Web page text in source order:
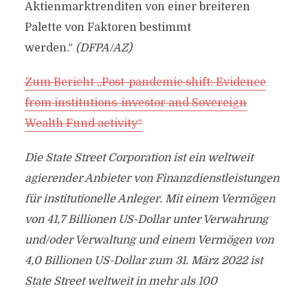
Aktienmarktrenditen von einer breiteren
Palette von Faktoren bestimmt
werden.“ (DFPA/AZ)
Zum Bericht „Post-pandemic shift: Evidence
from institutions-investor and Sovereign
Wealth Fund activity“
Die State Street Corporation ist ein weltweit
agierender Anbieter von Finanzdienstleistungen
für institutionelle Anleger. Mit einem Vermögen
von 41,7 Billionen US-Dollar unter Verwahrung
und/oder Verwaltung und einem Vermögen von
4,0 Billionen US-Dollar zum 31. März 2022 ist
State Street weltweit in mehr als 100